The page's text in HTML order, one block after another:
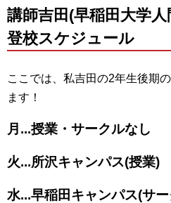
講師吉田(早稲田大学
登校スケジュール
ここでは、私吉田の2年生後期
ます！
月...授業・サークルなし
火...所沢キャンパス(授業)
水...早稲田キャンパス(サ